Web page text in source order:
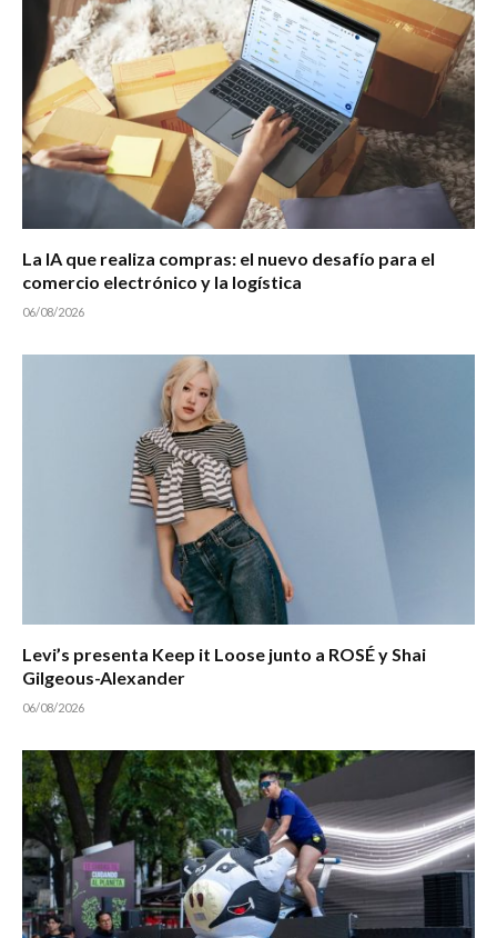
La IA que realiza compras: el nuevo desafío para el
comercio electrónico y la logística
06/08/2026
Levi’s presenta Keep it Loose junto a ROSÉ y Shai
Gilgeous-Alexander
06/08/2026